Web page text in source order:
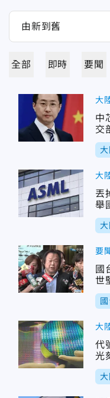
全部 即時 要聞
大
中
交
大
丟
舉
要
國
世
大
代
光